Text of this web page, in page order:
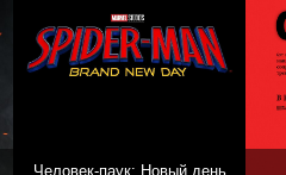
Человек-паук: Новый день